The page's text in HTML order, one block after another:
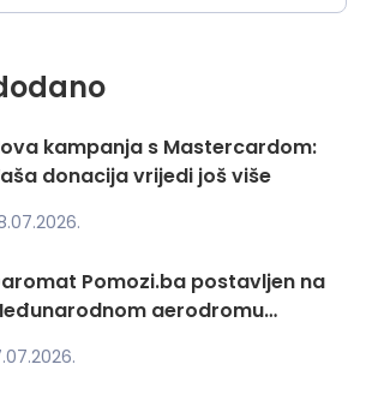
kampanja s Mastercardom:
donacija vrijedi još više
Pomozi.ba postavljen na
aerodromu